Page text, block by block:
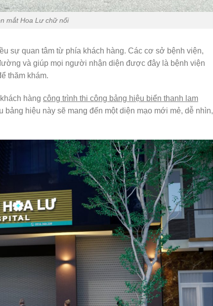
mắt Hoa Lư chữ nổi
sự quan tâm từ phía khách hàng. Các cơ sở bệnh viện,
và giúp mọi người nhận diện được đây là bệnh viện
thăm khám.
hàng công trình thi công bảng hiệu biển thanh lam
bảng hiệu này sẽ mang đến một diện mạo mới mẻ, dễ nhìn,